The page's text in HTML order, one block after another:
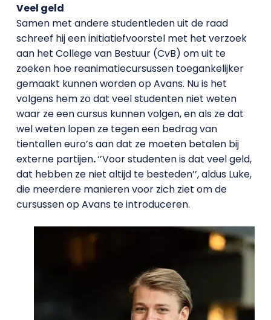
Veel geld
Samen met andere studentleden uit de raad
schreef hij een initiatiefvoorstel met het verzoek
aan het College van Bestuur (CvB) om uit te
zoeken hoe reanimatiecursussen toegankelijker
gemaakt kunnen worden op Avans. Nu is het
volgens hem zo dat veel studenten niet weten
waar ze een cursus kunnen volgen, en als ze dat
wel weten lopen ze tegen een bedrag van
tientallen euro’s aan dat ze moeten betalen bij
externe partijen.‘’Voor studenten is dat veel geld,
dat hebben ze niet altijd te besteden’’, aldus Luke,
die meerdere manieren voor zich ziet om de
cursussen op Avans te introduceren.